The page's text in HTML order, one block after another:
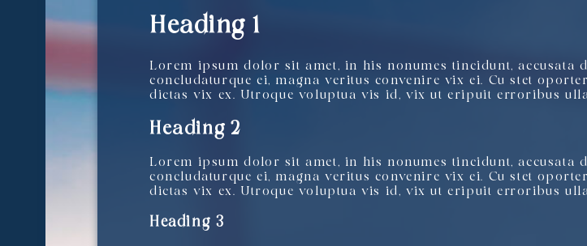
Heading 1
Lorem ipsum dolor sit amet, in his nonumes tincidunt, accusata
concludaturque ei, magna veritus convenire vix ei. Cu stet
dictas vix ex. Utroque voluptua vis id, vix ut eripuit erroribus
Heading 2
Lorem ipsum dolor sit amet, in his nonumes tincidunt, accusata
concludaturque ei, magna veritus convenire vix ei. Cu stet
dictas vix ex. Utroque voluptua vis id, vix ut eripuit erroribus
Heading 3